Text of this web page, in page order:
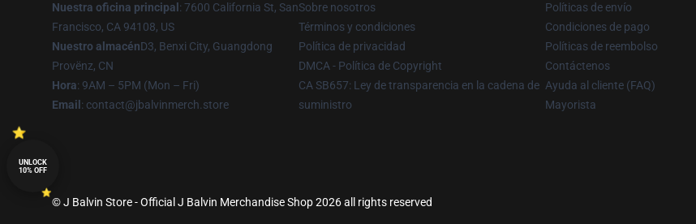
Nuestra oficina principal : 7600 California St, San
Francisco, CA 94108, US
Nuestro almacénD3, Benxi City, Guangdong
Provënz, CN
Hora: 9AM – 5PM (Mon – Fri)
Email : contact@jbalvinmerch.store
Sobre nosotros
Términos y condiciones
Política de privacidad
DMCA - Política de Copyright
CA SB657: Ley de transparencia en la cadena de
suministro
Políticas de envío
Condiciones de pago
Políticas de reembolso
Contáctenos
Ayuda al cliente (FAQ)
Mayorista
© J Balvin Store - Official J Balvin Merchandise Shop 2026 all rights reserved
UNLOCK
10% OFF